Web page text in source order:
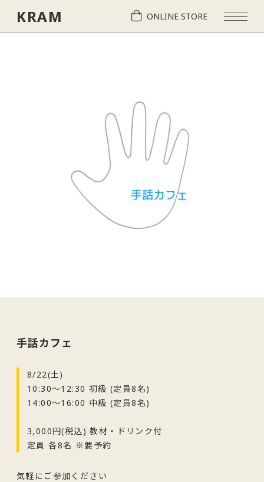
KRAM ONLINE STORE
手話カフェ
8/22(土)
10:30〜12:30 初級 (定員8名)
14:00〜16:00 中級 (定員8名)
3,000円(税込) 教材・ドリンク付
定員 各8名 ※要予約
気軽にご参加ください